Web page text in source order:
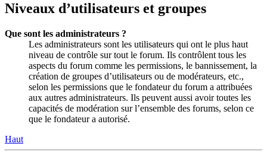
Niveaux d’utilisateurs et groupes
Que sont les administrateurs ?
Les administrateurs sont les utilisateurs qui ont le plus haut
niveau de contrôle sur tout le forum. Ils contrôlent tous les
aspects du forum comme les permissions, le bannissement, la
création de groupes d’utilisateurs ou de modérateurs, etc.,
selon les permissions que le fondateur du forum a attribuées
aux autres administrateurs. Ils peuvent aussi avoir toutes les
capacités de modération sur l’ensemble des forums, selon ce
que le fondateur a autorisé.
Haut